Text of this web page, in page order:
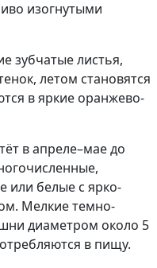
изогнутыми
зубчатые листья,
летом становятся
в яркие оранжево-
в апреле–мае до
или белые с ярко-
Мелкие темно-
диаметром около 5
в пищу.